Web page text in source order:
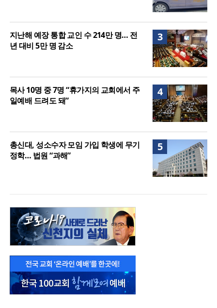
3
지난해 예장 통합 교인 수 214만 명… 전
년 대비 5만 명 감소
4
목사 10명 중 7명 “휴가지의 교회에서 주
일예배 드려도 돼”
5
총신대, 성소수자 모임 가입 학생에 무기
정학… 법원 “과해”